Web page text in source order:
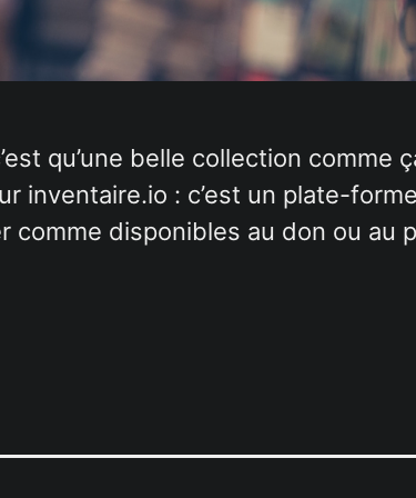
qu’une belle collection comme
inventaire.io : c’est un plate-forme
comme disponibles au don ou au